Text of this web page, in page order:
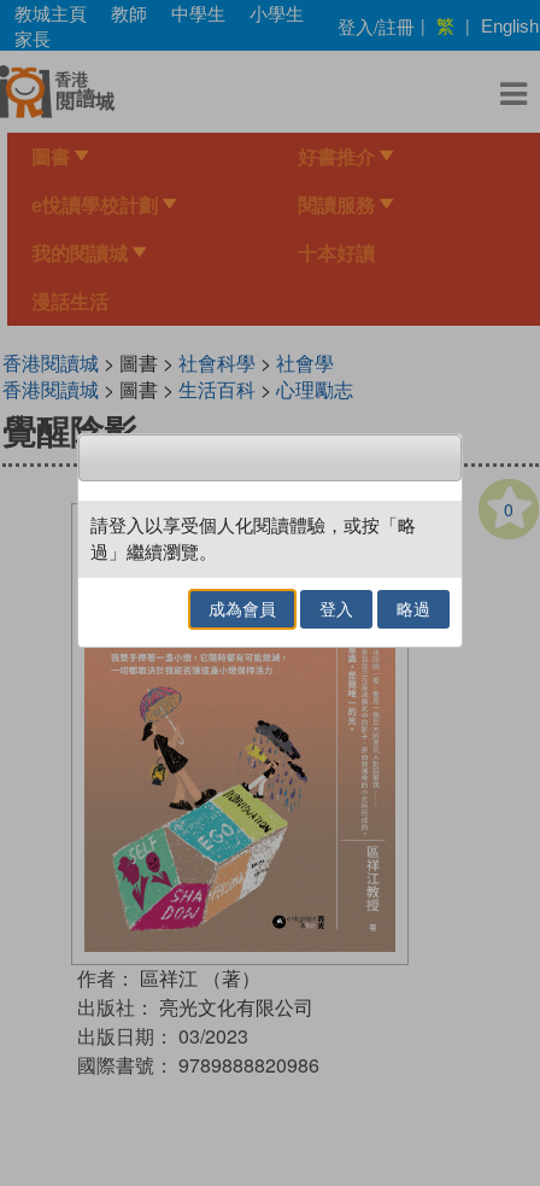
Skip
main
content
教城主頁 教師 中學生
小學生
家長
登入/註冊 | 繁 | English
圖書 好書推介
e悅讀學校計劃 閱讀服務
我的閱讀城 十本好讀
漫話生活
香港閱讀城> 圖書 > 社會科學 > 社會學
香港閱讀城> 圖書 > 生活百科> 心理勵志
覺醒陰影
0
作者： 區祥江 （著）
出版社： 亮光文化有限公司
出版日期： 03/2023
國際書號： 9789888820986
請登入以享受個人化閱讀體驗，或按「略
過」繼續瀏覽。
成為會員 登入 略過